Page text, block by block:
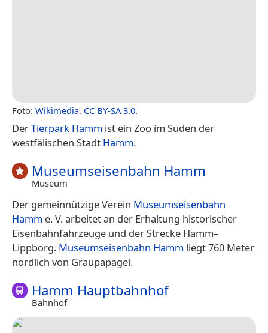
Foto: Wikimedia, CC BY-SA 3.0.
DerTierpark Hamm ist ein Zoo im Süden der
westfälischen Stadt Hamm.
Museumseisenbahn Hamm
Museum
Der gemeinnützige Verein Museumseisenbahn
Hamm e. V. arbeitet an der Erhaltung historischer
Eisenbahnfahrzeuge und der Strecke Hamm–
Lippborg. Museumseisenbahn Hamm liegt 760 Meter
nördlich von Graupapagei.
Hamm Hauptbahnhof
Bahnhof